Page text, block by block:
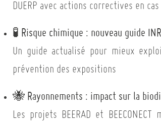
DUERP avec actions correctives en
🧪 Risque chimique : nouveau guide
Un guide actualisé pour mieux
prévention des expositions
🐝 Rayonnements : impact sur la
Les projets BEERAD et